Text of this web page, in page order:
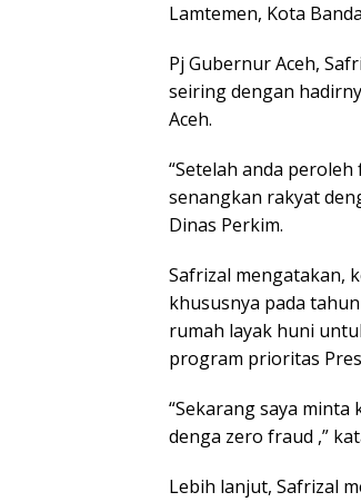
Lamtemen, Kota
Pj Gubernur Aceh,
seiring dengan
Aceh.
“Setelah anda
senangkan rakyat
Dinas Perkim.
Safrizal mengatakan,
khususnya pada
rumah layak huni
program prioritas
“Sekarang saya
denga zero fraud ,”
Lebih lanjut, Safrizal